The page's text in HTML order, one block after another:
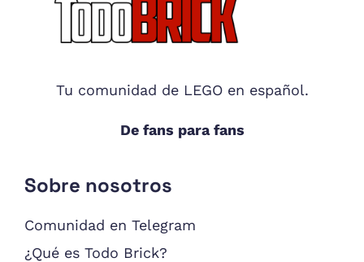
Footer
Tu comunidad de LEGO en español.
De fans para fans
Sobre nosotros
Comunidad en Telegram
¿Qué es Todo Brick?